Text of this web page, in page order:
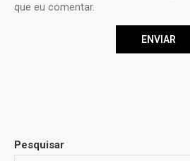
que eu comentar.
Pesquisar